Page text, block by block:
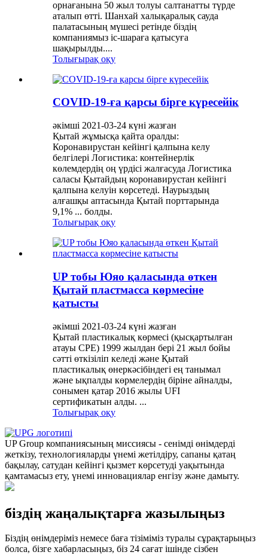
орнағанына 50 жыл толуы салтанатты түрде
аталып өтті. Шанхай халықаралық сауда
палатасының мүшесі ретінде біздің
компаниямыз іс-шараға қатысуға
шақырылды....
Толығырақ оқу
COVID-19-ға қарсы бірге күресейік
әкімші 2021-03-24 күні жазған
Қытай жұмысқа қайта оралды:
Коронавирустан кейінгі қалпына келу
белгілері Логистика: контейнерлік
көлемдердің оң үрдісі жалғасуда Логистика
саласы Қытайдың коронавирустан кейінгі
қалпына келуін көрсетеді. Наурыздың
алғашқы аптасында Қытай порттарында
9,1% ... болды.
Толығырақ оқу
UP тобы Юяо қаласында өткен
Қытай пластмасса көрмесіне
қатысты
әкімші 2021-03-24 күні жазған
Қытай пластикалық көрмесі (қысқартылған
атауы CPE) 1999 жылдан бері 21 жыл бойы
сәтті өткізіліп келеді және Қытай
пластикалық өнеркәсібіндегі ең танымал
және ықпалды көрмелердің біріне айналды,
сонымен қатар 2016 жылы UFI
сертификатын алды. ...
Толығырақ оқу
UP Group компаниясының миссиясы - сенімді өнімдерді
жеткізу, технологияларды үнемі жетілдіру, сапаны қатаң
бақылау, сатудан кейінгі қызмет көрсетуді уақытында
қамтамасыз ету, үнемі инновациялар енгізу және дамыту.
біздің жаңалықтарға жазылыңыз
Біздің өнімдеріміз немесе баға тізіміміз туралы сұрақтарыңыз
болса, бізге хабарласыңыз, біз 24 сағат ішінде сізбен